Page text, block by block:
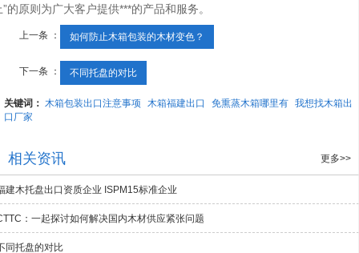
”的原则为广大客户提供***的产品和服务。
上一条 ： 如何防止木箱包装的木材变色？
下一条 ： 不同托盘的对比
关键词： 木箱包装出口注意事项 木箱福建出口 免熏蒸木箱哪里有
我想找木箱出
口厂家
相关资讯 更多>>
建木托盘出口资质企业 ISPM15标准企业
：一起探讨如何解决国内木材供应紧张问题
同托盘的对比